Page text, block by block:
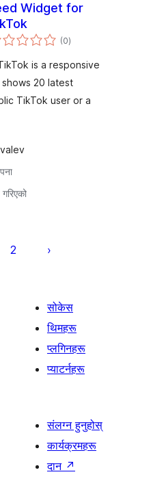
Widget for
(0कुल
रेटिङ्गहरू
)
is a responsive
20 latest
TikTok user or a
2
सोकेस
थिमहरू
प्लगिनहरू
प्याटर्नहरू
संलग्न हुनुहोस्
कार्यक्रमहरू
दान ↗